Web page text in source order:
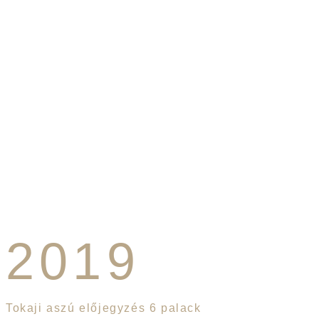
2019
Tokaji aszú előjegyzés 6 palack